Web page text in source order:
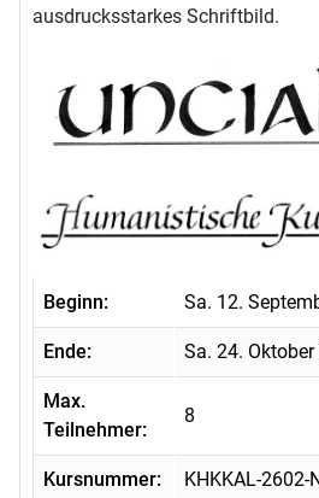
ausdrucksstarkes Schriftbild.
Beginn: Sa. 12.
Ende: Sa. 24.
Max.
Teilnehmer:
8
Kursnummer: KHKKAL-2602-